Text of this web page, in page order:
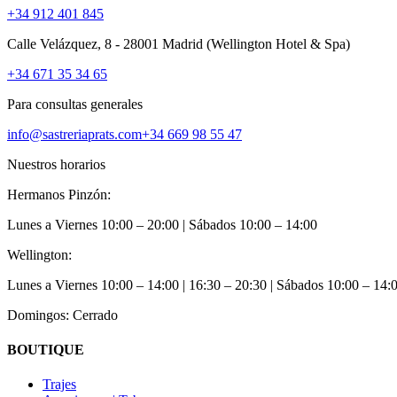
+34 912 401 845
Calle Velázquez, 8 - 28001 Madrid (Wellington Hotel & Spa)
+34 671 35 34 65
Para consultas generales
info@sastreriaprats.com+34 669 98 55 47
Nuestros horarios
Hermanos Pinzón:
Lunes a Viernes 10:00 – 20:00 | Sábados 10:00 – 14:00
Wellington:
Lunes a Viernes 10:00 – 14:00 | 16:30 – 20:30 | Sábados 10:00 –
Domingos: Cerrado
BOUTIQUE
Trajes